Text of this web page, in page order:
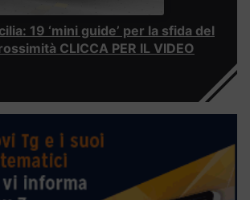
19 ‘mini guide’ per la sfida del
CLICCA PER IL VIDEO